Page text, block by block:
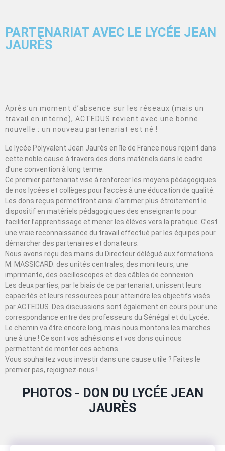
PARTENARIAT AVEC LE LYCÉE JEAN
JAURÈS
Après un moment d’absence sur les réseaux (mais un
travail en interne), ACTEDUS revient avec une bonne
nouvelle : un nouveau partenariat est né !
Le lycée Polyvalent Jean Jaurès en île de France nous rejoint dans
cette noble cause à travers des dons matériels dans le cadre
d’une convention à long terme.
Ce premier partenariat vise à renforcer les moyens pédagogiques
de nos lycées et collèges pour l’accès à une éducation de qualité.
Les dons reçus permettront ainsi d’arrimer plus étroitement le
dispositif en matériels pédagogiques des enseignants pour
faciliter l’apprentissage et mener les élèves vers la pratique. C’est
une vraie reconnaissance du travail effectué par les équipes pour
démarcher des partenaires et donateurs.
Nous avons reçu des mains du Directeur délégué aux formations
M. MASSICARD: des unités centrales, des moniteurs, une
imprimante, des oscilloscopes et des câbles de connexion.
Les deux parties, par le biais de ce partenariat, unissent leurs
capacités et leurs ressources pour atteindre les objectifs visés
par ACTEDUS. Des discussions sont également en cours pour une
correspondance entre des professeurs du Sénégal et du Lycée.
Le chemin va être encore long, mais nous montons les marches
une à une ! Ce sont vos adhésions et vos dons qui nous
permettent de monter ces actions.
Vous souhaitez vous investir dans une cause utile ? Faites le
premier pas, rejoignez-nous !
PHOTOS - DON DU LYCÉE JEAN
JAURÈS